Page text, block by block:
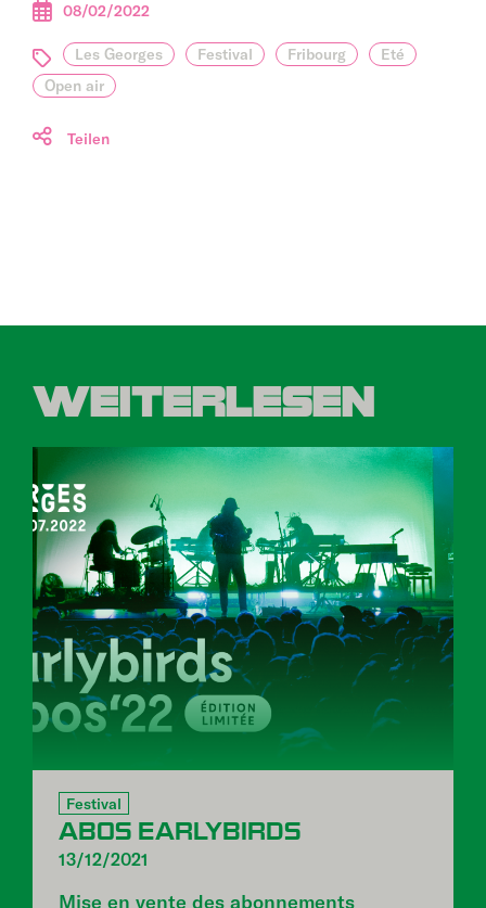
08/02/2022
Les Georges Festival Fribourg
Eté
Open air
Teilen
WEITERLESEN
Festival
ABOS EARLYBIRDS
13/12/2021
Mise en vente des abonnements